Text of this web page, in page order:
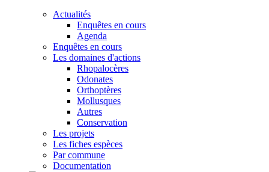
Actualités
Enquêtes en cours
Agenda
Enquêtes en cours
Les domaines d'actions
Rhopalocères
Odonates
Orthoptères
Mollusques
Autres
Conservation
Les projets
Les fiches espèces
Par commune
Documentation